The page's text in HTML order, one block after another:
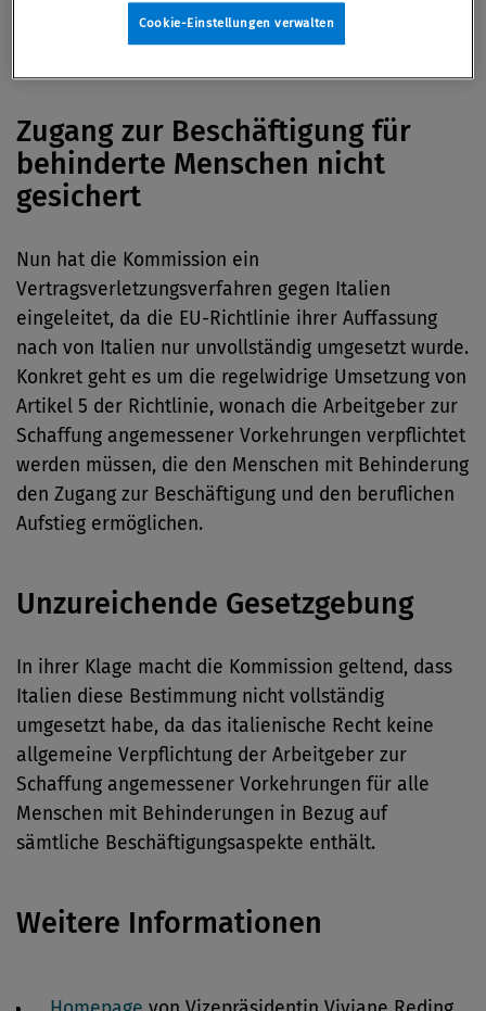
Menschen mit einer Behinderung angemessene
Vorkehrungen getroffen werden müssen.
Zugang zur Beschäftigung für
behinderte Menschen nicht
gesichert
Nun hat die Kommission ein
Vertragsverletzungsverfahren gegen Italien
eingeleitet, da die EU-Richtlinie ihrer Auffassung
nach von Italien nur unvollständig umgesetzt wurde.
Konkret geht es um die regelwidrige Umsetzung von
Artikel 5 der Richtlinie, wonach die Arbeitgeber zur
Schaffung angemessener Vorkehrungen verpflichtet
werden müssen, die den Menschen mit Behinderung
den Zugang zur Beschäftigung und den beruflichen
Aufstieg ermöglichen.
Unzureichende Gesetzgebung
In ihrer Klage macht die Kommission geltend, dass
Italien diese Bestimmung nicht vollständig
umgesetzt habe, da das italienische Recht keine
allgemeine Verpflichtung der Arbeitgeber zur
Schaffung angemessener Vorkehrungen für alle
Menschen mit Behinderungen in Bezug auf
sämtliche Beschäftigungsaspekte enthält.
Weitere Informationen
Cookie-Einstellungen verwalten